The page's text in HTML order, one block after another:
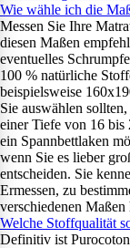
Wie wähle ich die
Messen Sie Ihre
diesen Maßen
eventuelles
100 % natürliche
beispielsweise
Sie auswählen
einer Tiefe von 16 bis
ein Spannbettlaken
wenn Sie es lieber
entscheiden. Sie
Ermessen, zu
verschiedenen
Welche Stoffqualität
Definitiv ist